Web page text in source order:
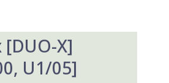
X]
U1/05]